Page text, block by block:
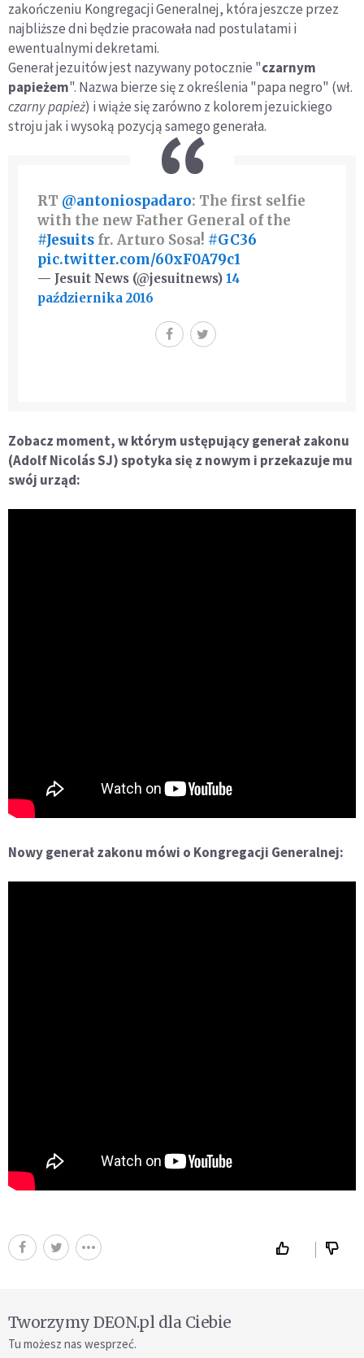
zakończeniu Kongregacji Generalnej, która jeszcze przez
najbliższe dni będzie pracowała nad postulatami i
ewentualnymi dekretami.
Generał jezuitów jest nazywany potocznie "czarnym
papieżem". Nazwa bierze się z określenia "papa negro" (wł.
czarny papież) i wiąże się zarówno z kolorem jezuickiego
stroju jak i wysoką pozycją samego generała.
RT @antoniospadaro: The first selfie
with the new Father General of the
#Jesuits fr. Arturo Sosa! #GC36
pic.twitter.com/60xF0A79c1
— Jesuit News (@jesuitnews) 14
października 2016
Zobacz moment, w którym ustępujący generał zakonu
(Adolf Nicolás SJ) spotyka się z nowym i przekazuje mu
swój urząd:
Nowy generał zakonu mówi o Kongregacji Generalnej:
Tworzymy DEON.pl dla Ciebie
Tu możesz nas wesprzeć.